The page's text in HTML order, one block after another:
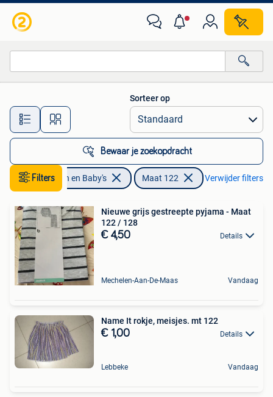
Alle afstanden…
Sorteer op
Bewaar je zoekopdracht
Filters
Kinderen en Baby's Maat 122 Verwijder filters
Nieuwe grijs gestreepte pyjama - Maat
122 / 128
€ 4,50 Details
Mechelen-Aan-De-Maas Vandaag
Name It rokje, meisjes. mt 122
€ 1,00 Details
Lebbeke Vandaag